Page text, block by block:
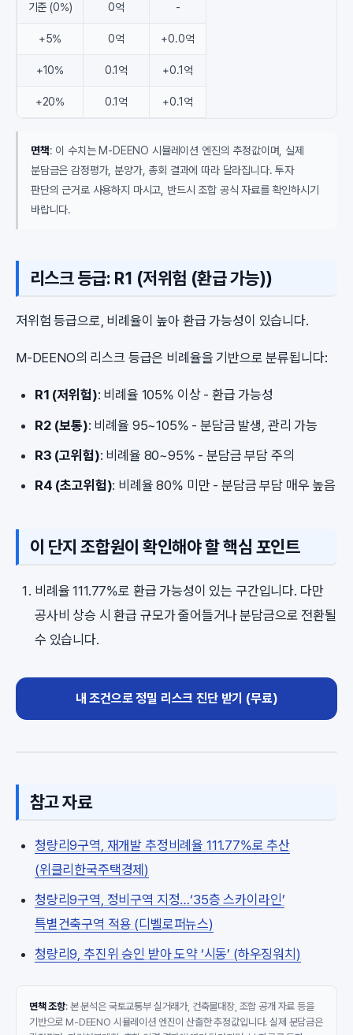
기준 (0%) 0억 -
+5% 0억 +0.0억
+10% 0.1억 +0.1억
+20% 0.1억 +0.1억
면책: 이 수치는 M-DEENO 시뮬레이션 엔진의 추정값이며, 실제
분담금은 감정평가, 분양가, 총회 결과에 따라 달라집니다. 투자
판단의 근거로 사용하지 마시고, 반드시 조합 공식 자료를 확인하시기
바랍니다.
리스크 등급: R1 (저위험 (환급 가능))
저위험 등급으로, 비례율이 높아 환급 가능성이 있습니다.
M-DEENO의 리스크 등급은 비례율을 기반으로 분류됩니다:
R1 (저위험): 비례율 105% 이상 - 환급 가능성
R2 (보통): 비례율 95~105% - 분담금 발생, 관리 가능
R3 (고위험): 비례율 80~95% - 분담금 부담 주의
R4 (초고위험): 비례율 80% 미만 - 분담금 부담 매우 높음
이 단지 조합원이 확인해야 할 핵심 포인트
비례율 111.77%로 환급 가능성이 있는 구간입니다. 다만
공사비 상승 시 환급 규모가 줄어들거나 분담금으로 전환될
수 있습니다.
내 조건으로 정밀 리스크 진단 받기 (무료)
참고 자료
청량리9구역, 재개발 추정비례율 111.77%로 추산
(위클리한국주택경제)
청량리9구역, 정비구역 지정…‘35층 스카이라인’
특별건축구역 적용 (디벨로퍼뉴스)
청량리9, 추진위 승인 받아 도약 ‘시동’ (하우징워치)
면책 조항: 본 분석은 국토교통부 실거래가, 건축물대장, 조합 공개 자료 등을
기반으로 M-DEENO 시뮬레이션 엔진이 산출한 추정값입니다. 실제 분담금은